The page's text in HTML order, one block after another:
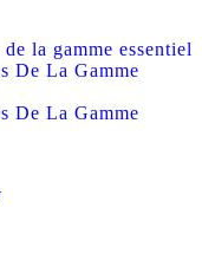
la gamme essentiel
De La Gamme
De La Gamme